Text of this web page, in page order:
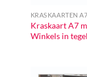
KRASKAARTEN
Kraskaart A7
Winkels in